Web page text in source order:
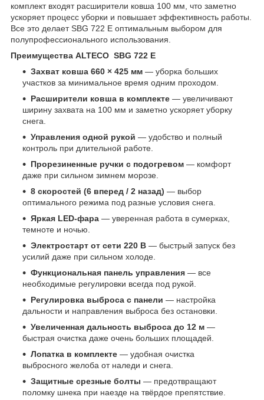
комплект входят расширители ковша 100 мм, что заметно
ускоряет процесс уборки и повышает эффективность работы.
Все это делает SBG 722 E оптимальным выбором для
полупрофессионального использования.
Преимущества ALTECO SBG 722 E
Захват ковша 660 × 425 мм — уборка больших
участков за минимальное время одним проходом.
Расширители ковша в комплекте — увеличивают
ширину захвата на 100 мм и заметно ускоряет уборку
снега.
Управления одной рукой — удобство и полный
контроль при длительной работе.
Прорезиненные ручки с подогревом — комфорт
даже при сильном зимнем морозе.
8 скоростей (6 вперед / 2 назад) — выбор
оптимального режима под разные условия снега.
Яркая LED-фара — уверенная работа в сумерках,
темноте и ночью.
Электростарт от сети 220 В — быстрый запуск без
усилий даже при сильном холоде.
Функциональная панель управления — все
необходимые регулировки всегда под рукой.
Регулировка выброса с панели — настройка
дальности и направления выброса без остановки.
Увеличенная дальность выброса до 12 м —
быстрая очистка даже очень больших площадей.
Лопатка в комплекте — удобная очистка
выбросного желоба от наледи и снега.
Защитные срезные болты — предотвращают
поломку шнека при наезде на твёрдое препятствие.